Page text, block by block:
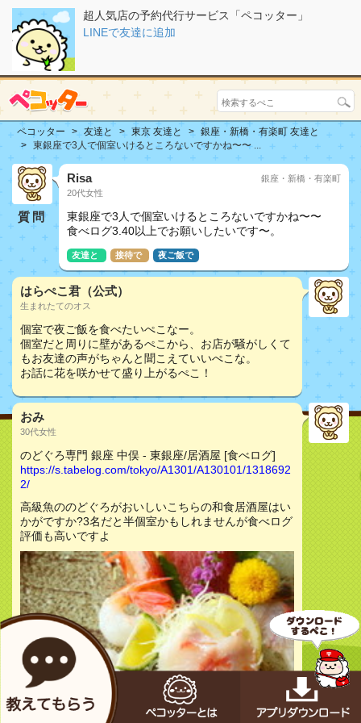
超人気店の予約代行サービス「ペコッター」
LINEで友達に追加
ペコッター 友達と 東京 友達と
銀座・新橋・有楽町 友達と
東銀座で3人で個室いけるところないですかね〜〜 ...
質問
Risa
20代女性
銀座・新橋・有楽町
東銀座で3人で個室いけるところないですかね〜〜
食べログ3.40以上でお願いしたいです〜。
友達と 接待で 夜ご飯で
はらぺこ君（公式）
生まれたてのオス
個室で夜ご飯を食べたいぺこなー。
個室だと周りに壁があるぺこから、お店が騒がしくて
もお友達の声がちゃんと聞こえていいぺこな。
お話に花を咲かせて盛り上がるぺこ！
おみ
30代女性
のどぐろ専門 銀座 中俣 - 東銀座/居酒屋 [食べログ]
https://s.tabelog.com/tokyo/A1301/A130101/1318692
2/
高級魚ののどぐろがおいしいこちらの和食居酒屋はい
かがですか?3名だと半個室かもしれませんが食べログ
評価も高いですよ